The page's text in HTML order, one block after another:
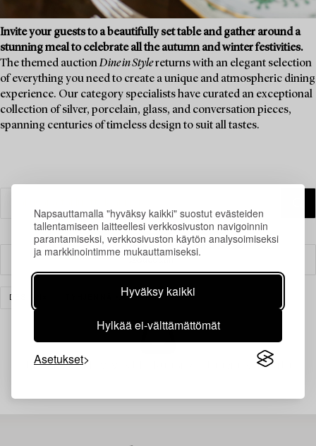
Napsauttamalla "hyväksy kaikki" suostut evästeiden
tallentamiseen laitteellesi verkkosivuston navigoinnin
parantamiseksi, verkkosivuston käytön analysoimiseksi
ja markkinointimme mukauttamiseksi.
Hyväksy kaikki
Hylkää ei-välttämättömät
Asetukset
Invite your guests to a beautifully set table and gather around a
stunning meal to celebrate all the autumn and winter festivities.
The themed auctionDine in Stylereturns with an elegant selection
of everything you need to create a unique and atmospheric dining
experience. Our category specialists have curated an exceptional
collection of silver, porcelain, glass, and conversation pieces,
spanning centuries of timeless design to suit all tastes.
TYHJENNÄ KAIKKI
Juuri nyt ei löytynyt hakuasi vastaavia kohteita.